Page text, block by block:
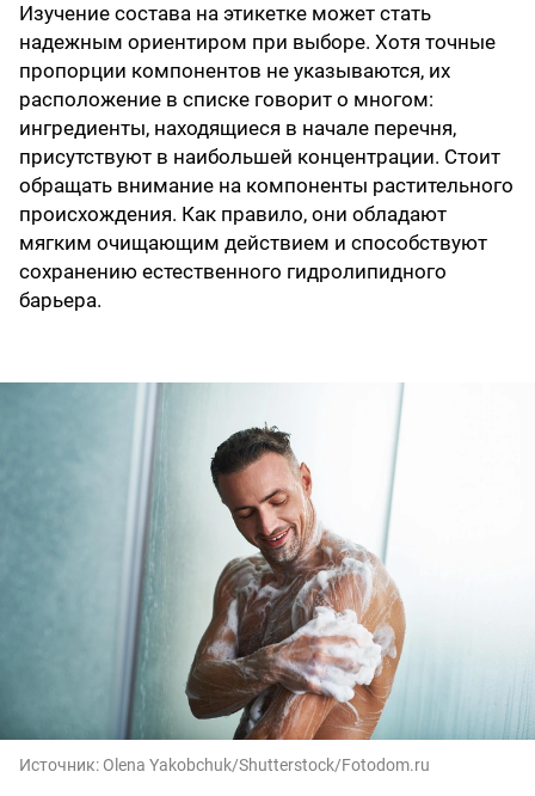
Изучение состава на этикетке может стать
надежным ориентиром при выборе. Хотя точные
пропорции компонентов не указываются, их
расположение в списке говорит о многом:
ингредиенты, находящиеся в начале перечня,
присутствуют в наибольшей концентрации. Стоит
обращать внимание на компоненты растительного
происхождения. Как правило, они обладают
мягким очищающим действием и способствуют
сохранению естественного гидролипидного
барьера.
Источник: Olena Yakobchuk/Shutterstock/Fotodom.ru